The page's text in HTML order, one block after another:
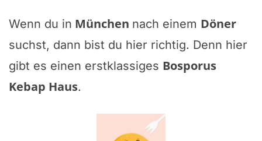
Wenn du in München nach einem Döner
suchst, dann bist du hier richtig. Denn hier
gibt es einen erstklassiges Bosporus
Kebap Haus.